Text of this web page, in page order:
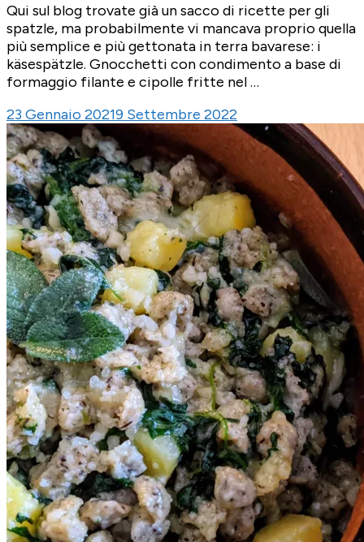
Qui sul blog trovate già un sacco di ricette per gli
spatzle, ma probabilmente vi mancava proprio quella
più semplice e più gettonata in terra bavarese: i
käsespätzle. Gnocchetti con condimento a base di
formaggio filante e cipolle fritte nel …
23 Gennaio 20219 Settembre 2022